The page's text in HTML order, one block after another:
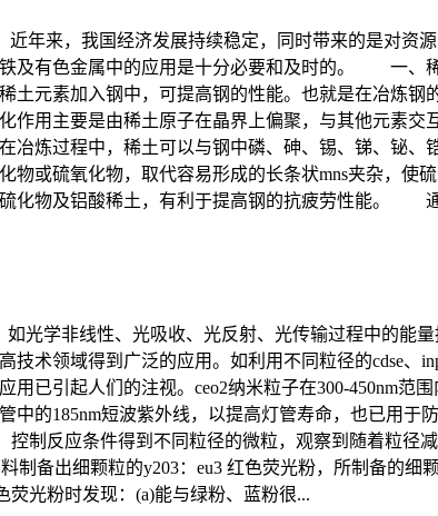
年来，我国经济发展持续稳定，同时带来的是对资
铁及有色金属中的应用是十分必要和及时的。 一
元素加入钢中，可提高钢的性能。也就是在冶炼钢
用主要是由稀土原子在晶界上偏聚，与其他元素交
炼过程中，稀土可以与钢中磷、砷、锡、锑、铋、
硫氧化物，取代容易形成的长条状mns夹杂，使
化物及铝酸稀土，有利于提高钢的抗疲劳性能。
学非线性、光吸收、光反射、光传输过程中的能量
术领域得到广泛的应用。如利用不同粒径的cdse、
已引起人们的注视。ceo2纳米粒子在300-450nm范
的185nm短波紫外线，以提高灯管寿命，也已用于
反应条件得到不同粒径的微粒，观察到随着粒径减
备出细颗粒的y203：eu3 红色荧光粉，所制备的细
光粉时发现：(a)能与绿粉、蓝粉很...